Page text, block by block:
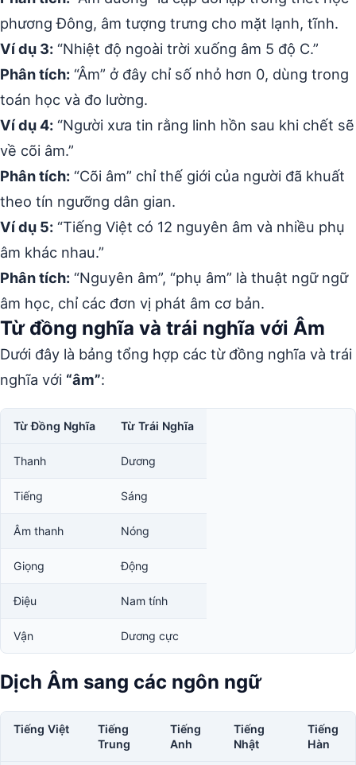
phương Đông, âm tượng trưng cho mặt lạnh, tĩnh.
Ví dụ 3: “Nhiệt độ ngoài trời xuống âm 5 độ C.”
Phân tích: “Âm” ở đây chỉ số nhỏ hơn 0, dùng trong
toán học và đo lường.
Ví dụ 4: “Người xưa tin rằng linh hồn sau khi chết sẽ
về cõi âm.”
Phân tích: “Cõi âm” chỉ thế giới của người đã khuất
theo tín ngưỡng dân gian.
Ví dụ 5: “Tiếng Việt có 12 nguyên âm và nhiều phụ
âm khác nhau.”
Phân tích: “Nguyên âm”, “phụ âm” là thuật ngữ ngữ
âm học, chỉ các đơn vị phát âm cơ bản.
Từ đồng nghĩa và trái nghĩa với Âm
Dưới đây là bảng tổng hợp các từ đồng nghĩa và trái
nghĩa với “âm”:
Từ Đồng Nghĩa Từ Trái Nghĩa
Thanh Dương
Tiếng Sáng
Âm thanh Nóng
Giọng Động
Điệu Nam tính
Vận Dương cực
Dịch Âm sang các ngôn ngữ
Tiếng Việt
Tiếng
Trung
Tiếng
Anh
Tiếng
Nhật
Tiếng
Hàn